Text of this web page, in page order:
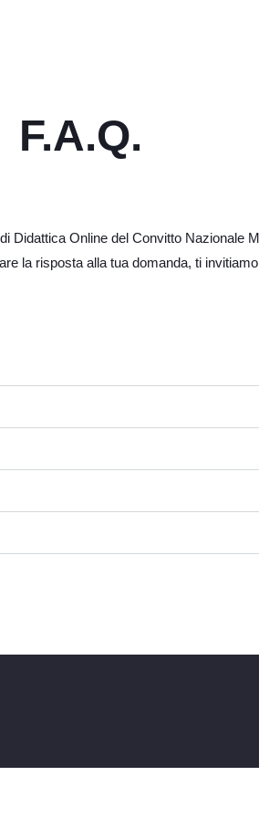
F.A.Q.
Didattica Online del Convitto
la risposta alla tua domanda, ti